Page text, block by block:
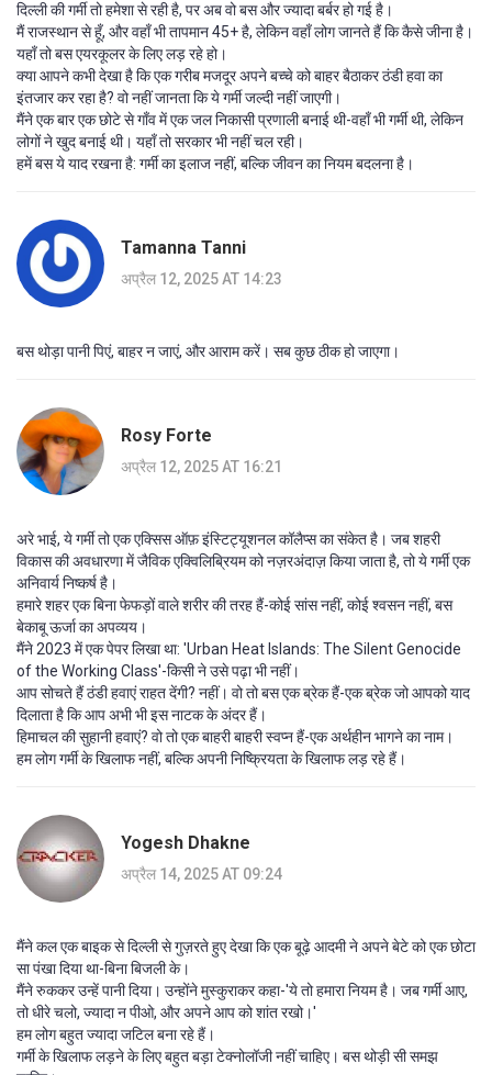
दिल्ली की गर्मी तो हमेशा से रही है, पर अब वो बस और ज्यादा बर्बर हो गई है।
मैं राजस्थान से हूँ, और वहाँ भी तापमान 45+ है, लेकिन वहाँ लोग जानते हैं कि कैसे जीना है।
यहाँ तो बस एयरकूलर के लिए लड़ रहे हो।
क्या आपने कभी देखा है कि एक गरीब मजदूर अपने बच्चे को बाहर बैठाकर ठंडी हवा का
इंतजार कर रहा है? वो नहीं जानता कि ये गर्मी जल्दी नहीं जाएगी।
मैंने एक बार एक छोटे से गाँव में एक जल निकासी प्रणाली बनाई थी-वहाँ भी गर्मी थी, लेकिन
लोगों ने खुद बनाई थी। यहाँ तो सरकार भी नहीं चल रही।
हमें बस ये याद रखना है: गर्मी का इलाज नहीं, बल्कि जीवन का नियम बदलना है।
Tamanna Tanni
अप्रैल 12, 2025 AT 14:23
बस थोड़ा पानी पिएं, बाहर न जाएं, और आराम करें। सब कुछ ठीक हो जाएगा।
Rosy Forte
अप्रैल 12, 2025 AT 16:21
अरे भाई, ये गर्मी तो एक एक्सिस ऑफ़ इंस्टिट्यूशनल कॉलैप्स का संकेत है। जब शहरी
विकास की अवधारणा में जैविक एक्विलिब्रियम को नज़रअंदाज़ किया जाता है, तो ये गर्मी एक
अनिवार्य निष्कर्ष है।
हमारे शहर एक बिना फेफड़ों वाले शरीर की तरह हैं-कोई सांस नहीं, कोई श्वसन नहीं, बस
बेकाबू ऊर्जा का अपव्यय।
मैंने 2023 में एक पेपर लिखा था: 'Urban Heat Islands: The Silent Genocide
of the Working Class'-किसी ने उसे पढ़ा भी नहीं।
आप सोचते हैं ठंडी हवाएं राहत देंगी? नहीं। वो तो बस एक ब्रेक हैं-एक ब्रेक जो आपको याद
दिलाता है कि आप अभी भी इस नाटक के अंदर हैं।
हिमाचल की सुहानी हवाएं? वो तो एक बाहरी बाहरी स्वप्न हैं-एक अर्थहीन भागने का नाम।
हम लोग गर्मी के खिलाफ नहीं, बल्कि अपनी निष्क्रियता के खिलाफ लड़ रहे हैं।
Yogesh Dhakne
अप्रैल 14, 2025 AT 09:24
मैंने कल एक बाइक से दिल्ली से गुज़रते हुए देखा कि एक बूढ़े आदमी ने अपने बेटे को एक छोटा
सा पंखा दिया था-बिना बिजली के।
मैंने रुककर उन्हें पानी दिया। उन्होंने मुस्कुराकर कहा-'ये तो हमारा नियम है। जब गर्मी आए,
तो धीरे चलो, ज्यादा न पीओ, और अपने आप को शांत रखो।'
हम लोग बहुत ज्यादा जटिल बना रहे हैं।
गर्मी के खिलाफ लड़ने के लिए बहुत बड़ा टेक्नोलॉजी नहीं चाहिए। बस थोड़ी सी समझ